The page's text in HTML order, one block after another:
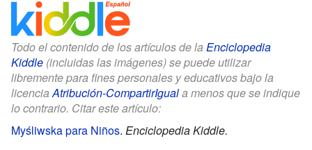
Todo el contenido de los artículos de la Enciclopedia
Kiddle (incluidas las imágenes) se puede utilizar
libremente para fines personales y educativos bajo la
licenciaAtribución-CompartirIguala menos que se indique
lo contrario. Citar este artículo:
Myśliwska para Niños. Enciclopedia Kiddle.